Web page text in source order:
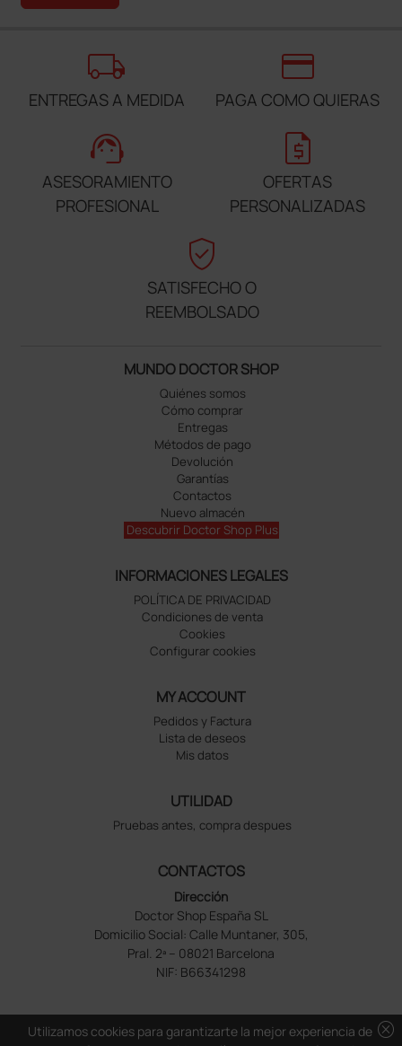
local_shipping
ENTREGAS A MEDIDA
credit_card
PAGA COMO QUIERAS
support_agent
ASESORAMIENTO
PROFESIONAL
request_quote
OFERTAS
PERSONALIZADAS
verified_user
SATISFECHO O
REEMBOLSADO
MUNDO DOCTOR SHOP
Quiénes somos
Cómo comprar
Entregas
Métodos de pago
Devolución
Garantías
Contactos
Nuevo almacén
Descubrir Doctor Shop Plus
INFORMACIONES LEGALES
POLÍTICA DE PRIVACIDAD
Condiciones de venta
Cookies
Configurar cookies
MY ACCOUNT
Pedidos y Factura
Lista de deseos
Mis datos
UTILIDAD
Pruebas antes, compra despues
CONTACTOS
Dirección
Doctor Shop España SL
Domicilio Social: Calle Muntaner, 305,
Pral. 2ª – 08021 Barcelona
NIF: B66341298
cancel
Utilizamos cookies para garantizarte la mejor experiencia de